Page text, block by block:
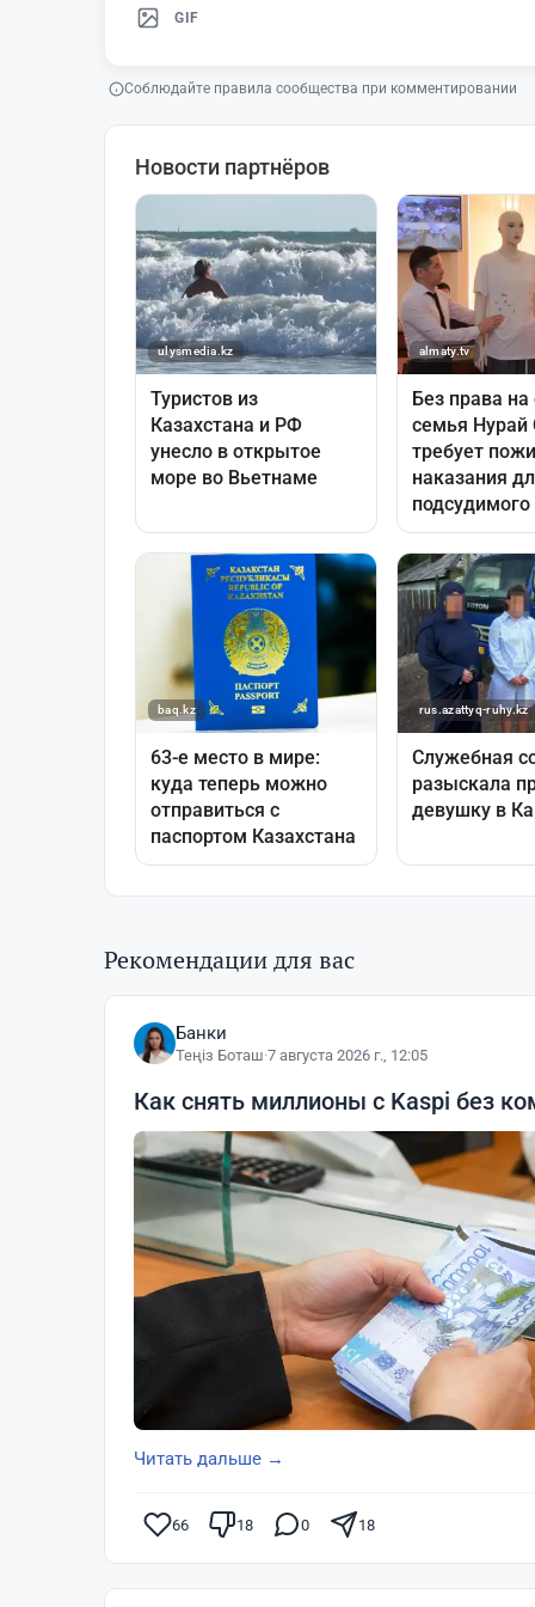
GIF
Соблюдайте правила сообщества при комментировании
Рекомендации для вас
Банки
Теңіз Боташ·7 августа 2026 г., 12:05
Как снять миллионы с Kaspi без
Читать дальше →
66 18 0 18